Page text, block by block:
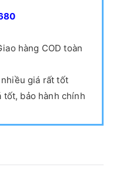
hàng COD toàn
giá rất tốt
tốt, bảo hành chính